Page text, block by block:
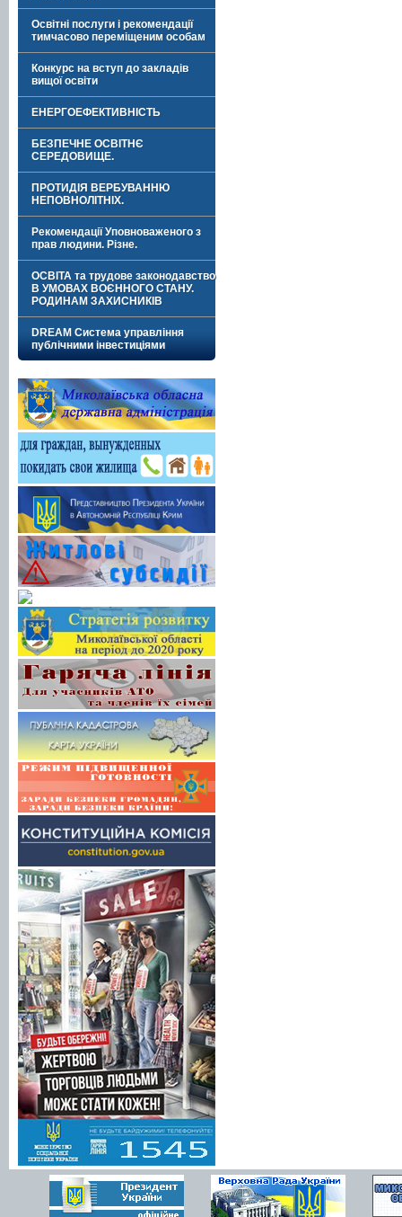
Освітні послуги і рекомендації
тимчасово переміщеним особам
Конкурс на вступ до закладів
вищої освіти
ЕНЕРГОЕФЕКТИВНІСТЬ
БЕЗПЕЧНЕ ОСВІТНЄ
СЕРЕДОВИЩЕ.
ПРОТИДІЯ ВЕРБУВАННЮ
НЕПОВНОЛІТНІХ.
Рекомендації Уповноваженого з
прав людини. Різне.
ОСВІТА та трудове законодавство
В УМОВАХ ВОЄННОГО СТАНУ.
РОДИНАМ ЗАХИСНИКІВ
DREAM Система управління
публічними інвестиціями